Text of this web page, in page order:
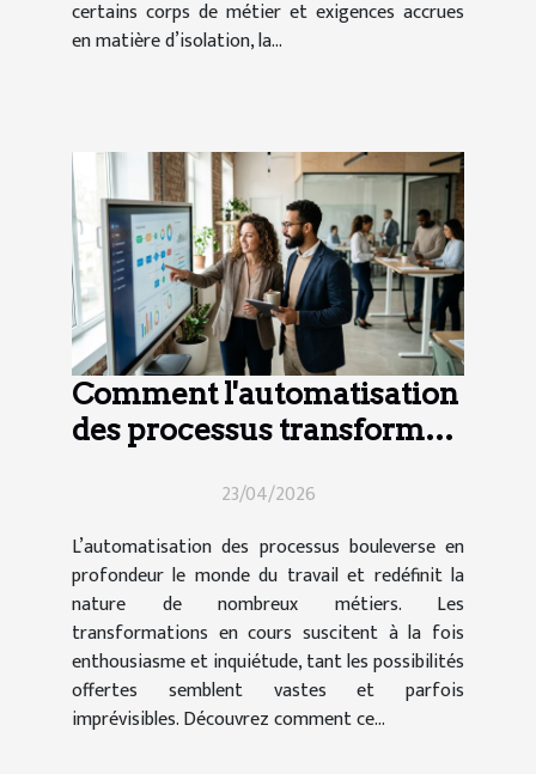
certains corps de métier et exigences accrues
en matière d’isolation, la...
Comment l'automatisation
des processus transforme-
23/04/2026
L’automatisation des processus bouleverse en
profondeur le monde du travail et redéfinit la
nature de nombreux métiers. Les
transformations en cours suscitent à la fois
enthousiasme et inquiétude, tant les possibilités
offertes semblent vastes et parfois
imprévisibles. Découvrez comment ce...